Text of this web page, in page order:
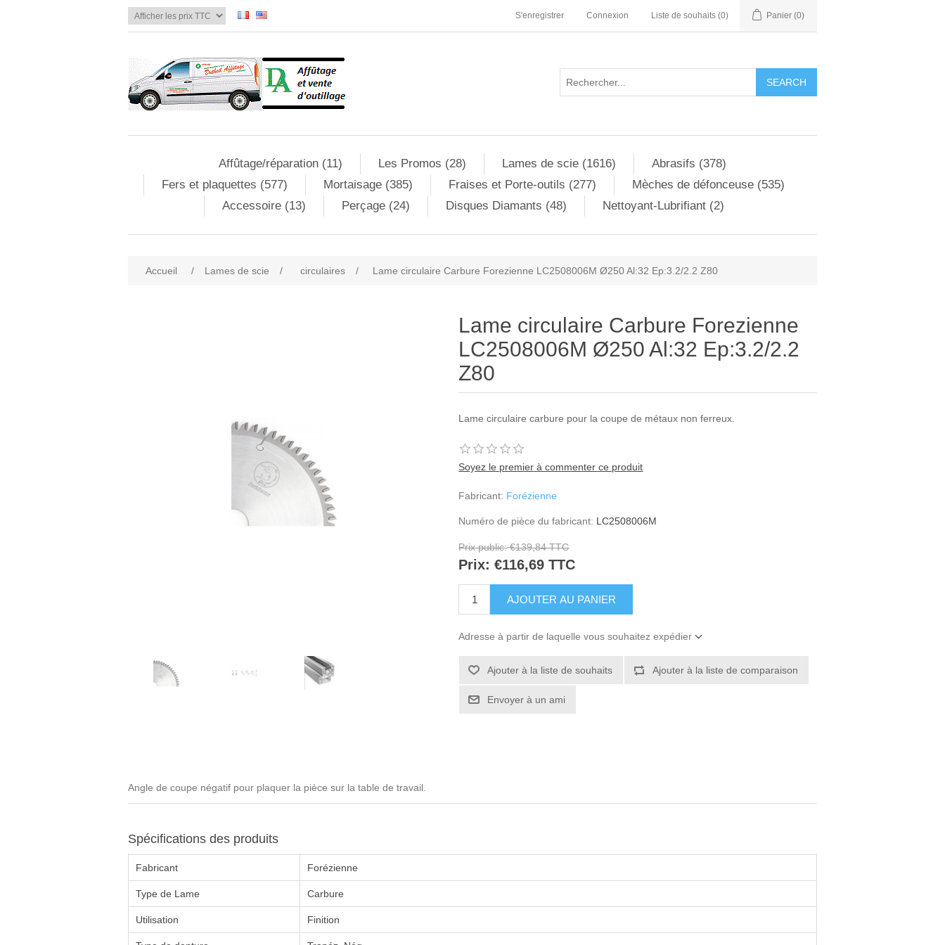
S'enregistrer Connexion Liste de souhaits (0) Panier (0)
Affûtage/réparation (11) Les Promos (28) Lames de scie (1616)
Abrasifs (378)
Fers et plaquettes (577)
Mortaisage (385) Fraises et Porte-outils (277)
Mèches de défonceuse (535)
Accessoire (13)
Perçage (24) Disques Diamants (48) Nettoyant-Lubrifiant (2)
Accueil / Lames de scie / circulaires / Lame circulaire Carbure Forezienne LC2508006M Ø250 Al:32 Ep:3.2/2.2 Z80
Lame circulaire Carbure Forezienne
LC2508006M Ø250 Al:32 Ep:3.2/2.2
Z80
Lame circulaire carbure pour la coupe de métaux non ferreux.
Soyez le premier à commenter ce produit
Fabricant: Forézienne
Numéro de pièce du fabricant: LC2508006M
Prix public: €139,84 TTC
Prix: €116,69 TTC
Adresse à partir de laquelle vous souhaitez expédier
Angle de coupe négatif pour plaquer la pièce sur la table de travail.
Spécifications des produits
Fabricant Forézienne
Type de Lame Carbure
Utilisation Finition